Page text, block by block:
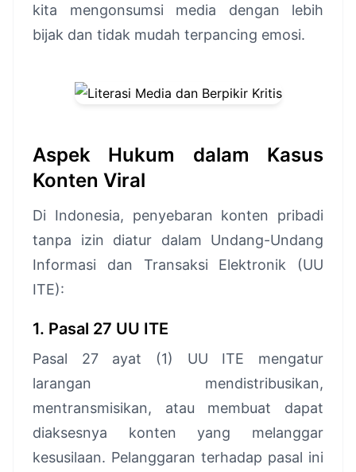
kita mengonsumsi media dengan lebih
bijak dan tidak mudah terpancing emosi.
Aspek Hukum dalam Kasus
Konten Viral
Di Indonesia, penyebaran konten pribadi
tanpa izin diatur dalam Undang-Undang
Informasi dan Transaksi Elektronik (UU
ITE):
1. Pasal 27 UU ITE
Pasal 27 ayat (1) UU ITE mengatur
larangan mendistribusikan,
mentransmisikan, atau membuat dapat
diaksesnya konten yang melanggar
kesusilaan. Pelanggaran terhadap pasal ini